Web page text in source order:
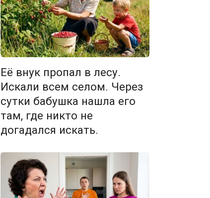
Её внук пропал в лесу.
Искали всем селом. Через
сутки бабушка нашла его
там, где никто не
догадался искать.